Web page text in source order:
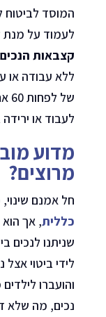
המוסד
לעמוד על מנת
קצבאות הנכים
ללא עבודה או
לעבוד או ירידה בלפחות 50
מדוע
מרוצים?
חל אמנם
כללית, אך הוא
שניתנו לנכים
לידי ביטוי
והועברו
נכים, מה שלא